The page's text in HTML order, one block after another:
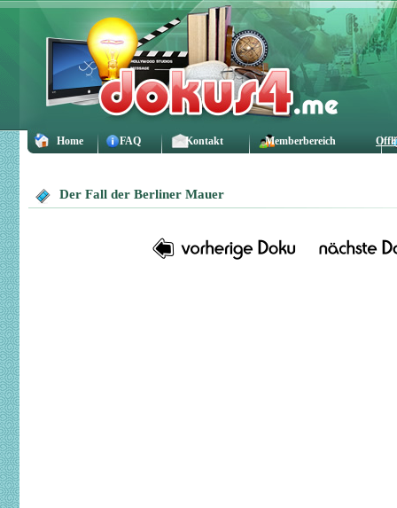
Home FAQ Kontakt Memberbereich
Der Fall der Berliner Mauer